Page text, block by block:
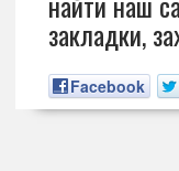
закладки,
Facebook